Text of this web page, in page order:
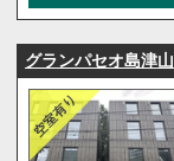
グランパセオ島津山